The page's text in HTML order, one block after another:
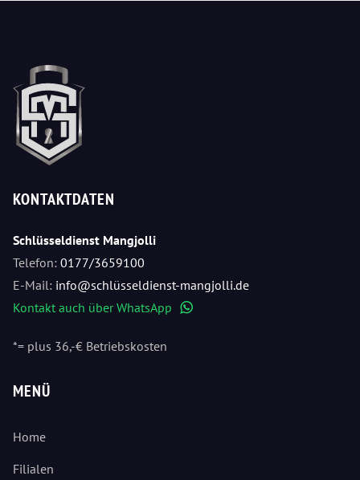
KONTAKTDATEN
Schlüsseldienst Mangjolli
Telefon: 0177/3659100
E-Mail: info@schlüsseldienst-mangjolli.de
Kontakt auch über WhatsApp
*= plus 36,-€ Betriebskosten
MENÜ
Home
Filialen